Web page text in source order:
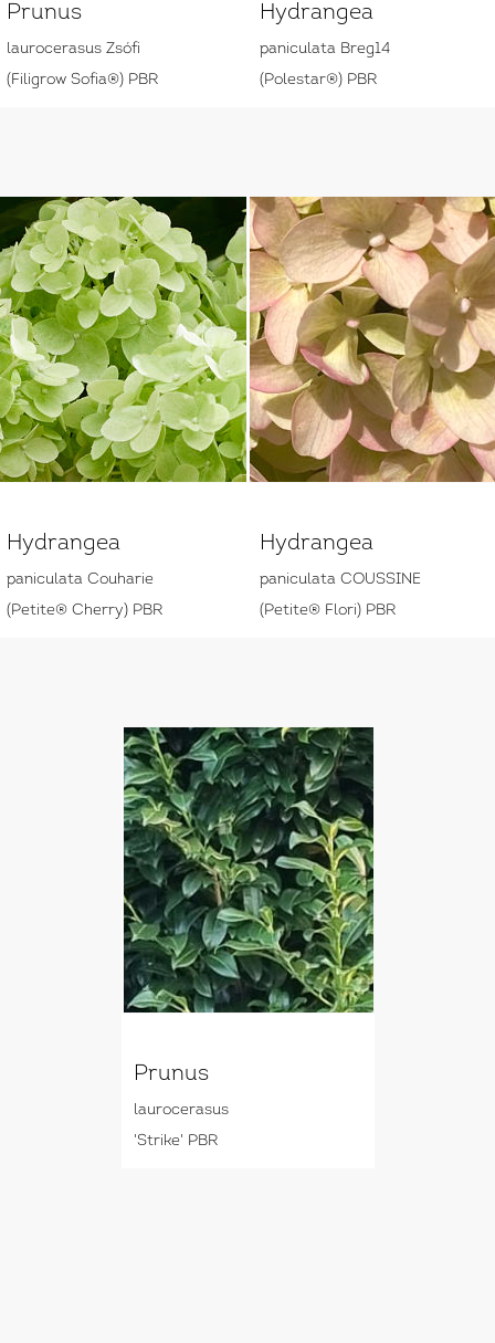
Prunus
laurocerasus Zsófi
(Filigrow Sofia®) PBR
Hydrangea
paniculata Breg14
(Polestar®) PBR
Hydrangea
paniculata Couharie
(Petite® Cherry) PBR
Hydrangea
paniculata COUSSINE
(Petite® Flori) PBR
Prunus
laurocerasus
'Strike' PBR